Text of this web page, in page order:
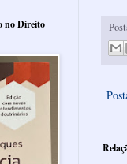
no Direito